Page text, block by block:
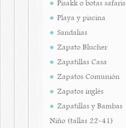
Pisakk o botas safaris
Playa y piscina
Sandalias
Zapato Blucher
Zapatillas Casa
Zapatos Comunión
Zapatos inglés
Zapatillas y Bambas
Niño (tallas 22-41)